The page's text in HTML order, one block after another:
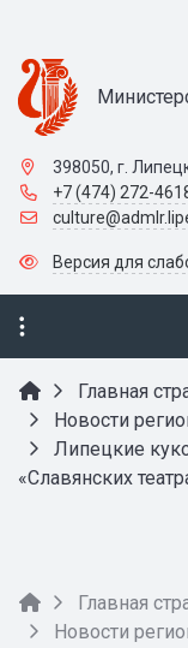
398050, г.
+7 (474) 272-
Версия для
Главная
Новости
Липецкие
«Славянских
Главная
Новости